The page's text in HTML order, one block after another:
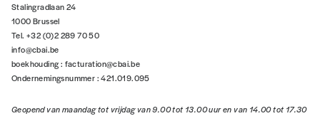
Stalingradlaan 24
1000 Brussel
Tel. +32 (0)2 289 70 50
info@cbai.be
boekhouding : facturation@cbai.be
Ondernemingsnummer : 421.019.095
Geopend van maandag tot vrijdag van 9.00 tot 13.00 uur en van 14.00 tot 17.30